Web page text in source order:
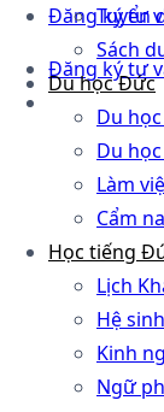
Đăng ký tư
Đăng ký tư
Tuyển
Sách
Du học Đức
Du
Du
Làm
Cẩm
Học tiếng
Lịch
Hệ
Kinh
Ngữ